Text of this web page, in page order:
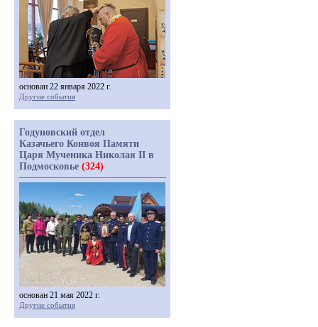
основан 22 января 2022 г.
Другие события
Годуновский отдел
Казачьего Конвоя Памяти
Царя Мученика Николая II в
Подмосковье (324)
основан 21 мая 2022 г.
Другие события